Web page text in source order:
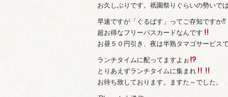
お久しぶりです。祇園祭りぐらいの勢いで
早速ですが「ぐるぱす」ってご存知ですか⁇
超お得なフリーパスカードなんです
お昼５０円引き、夜は半熟タマゴサービス
ランチタイムに配ってますよぉ
とりあえずランチタイムに集まれ
お待ち致しております。ますた～でした。